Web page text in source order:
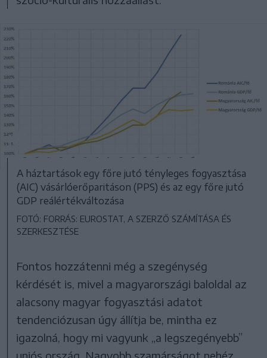
A háztartások egy főre jutó tényleges fogyasztása
(AIC) vásárlóerőparitáson (PPS) és az egy főre jutó
GDP reálértékváltozása
FOTÓ: FORRÁS: EUROSTAT, A SZERZŐ SZÁMÍTÁSA ÉS
SZERKESZTÉSE
Fontos hozzátenni még a szegénység
kérdését is, mivel a magyarországi baloldal az
alacsony magyar fogyasztási adatot
tendenciózusan úgy állítja be, mintha ez
igazolná, hogy mi vagyunk „a legszegényebb”